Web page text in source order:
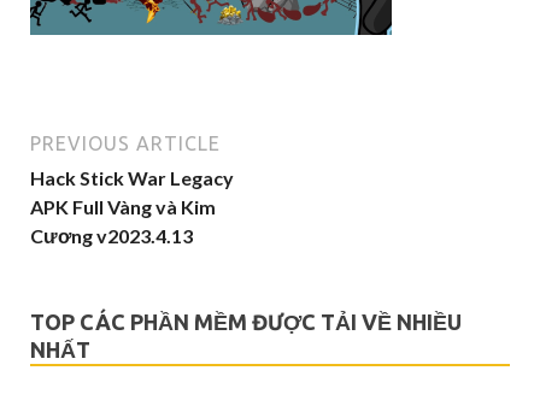
PREVIOUS ARTICLE
Hack Stick War Legacy
APK Full Vàng và Kim
Cương v2023.4.13
TOP CÁC PHẦN MỀM ĐƯỢC TẢI VỀ NHIỀU
NHẤT